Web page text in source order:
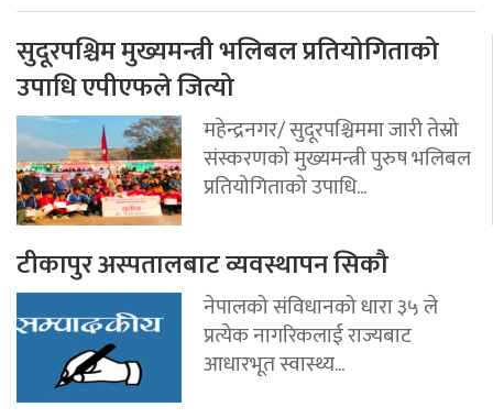
सुदूरपश्चिम मुख्यमन्त्री भलिबल प्रतियोगिताको
उपाधि एपीएफले जित्यो
महेन्द्रनगर/ सुदूरपश्चिममा जारी तेस्रो
संस्करणको मुख्यमन्त्री पुरुष भलिबल
प्रतियोगिताको उपाधि...
टीकापुर अस्पतालबाट व्यवस्थापन सिकौ
नेपालको संविधानको धारा ३५ ले
प्रत्येक नागरिकलाई राज्यबाट
आधारभूत स्वास्थ्य...